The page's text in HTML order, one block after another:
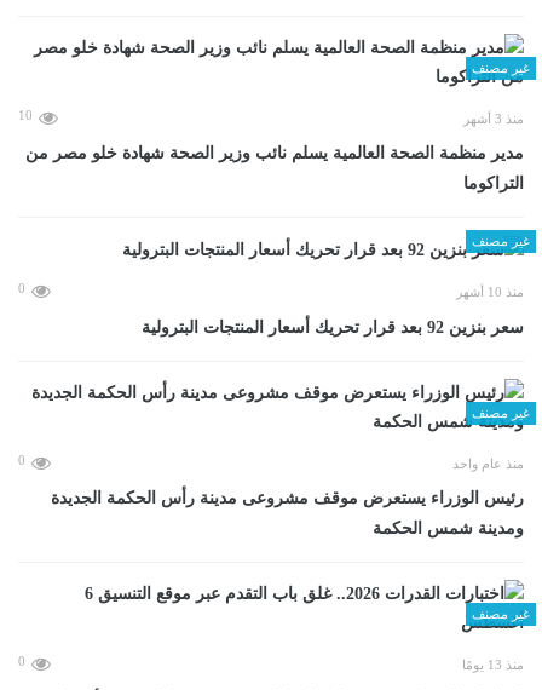
غير مصنف
منذ 3 أشهر 10
مدير منظمة الصحة العالمية يسلم نائب وزير الصحة شهادة خلو مصر من
التراكوما
غير مصنف
منذ 10 أشهر 0
سعر بنزين 92 بعد قرار تحريك أسعار المنتجات البترولية
غير مصنف
منذ عام واحد 0
رئيس الوزراء يستعرض موقف مشروعى مدينة رأس الحكمة الجديدة
ومدينة شمس الحكمة
غير مصنف
منذ 13 يومًا 0